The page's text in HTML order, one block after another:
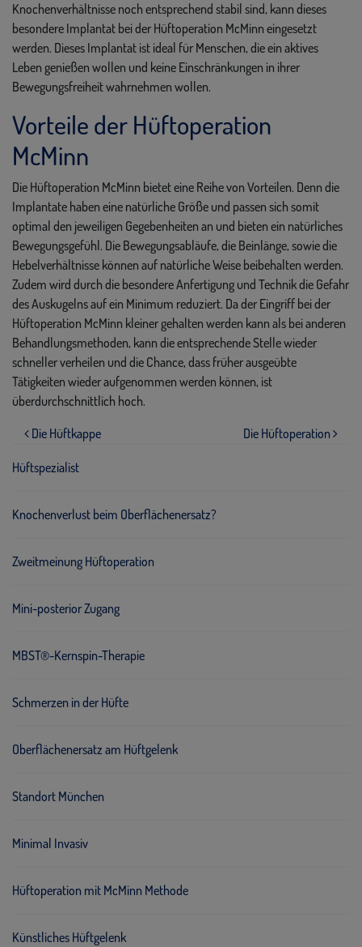
Knochenverhältnisse noch entsprechend stabil sind, kann dieses
besondere Implantat bei der Hüftoperation McMinn eingesetzt
werden. Dieses Implantat ist ideal für Menschen, die ein aktives
Leben genießen wollen und keine Einschränkungen in ihrer
Bewegungsfreiheit wahrnehmen wollen.
Vorteile der Hüftoperation
McMinn
Die Hüftoperation McMinn bietet eine Reihe von Vorteilen. Denn die
Implantate haben eine natürliche Größe und passen sich somit
optimal den jeweiligen Gegebenheiten an und bieten ein natürliches
Bewegungsgefühl. Die Bewegungsabläufe, die Beinlänge, sowie die
Hebelverhältnisse können auf natürliche Weise beibehalten werden.
Zudem wird durch die besondere Anfertigung und Technik die Gefahr
des Auskugelns auf ein Minimum reduziert. Da der Eingriff bei der
Hüftoperation McMinn kleiner gehalten werden kann als bei anderen
Behandlungsmethoden, kann die entsprechende Stelle wieder
schneller verheilen und die Chance, dass früher ausgeübte
Tätigkeiten wieder aufgenommen werden können, ist
überdurchschnittlich hoch.
Beitragsnavigation
Die Hüftkappe Die Hüftoperation
Hüftspezialist
Knochenverlust beim Oberflächenersatz?
Zweitmeinung Hüftoperation
Mini-posterior Zugang
MBST®-Kernspin-Therapie
Schmerzen in der Hüfte
Oberflächenersatz am Hüftgelenk
Standort München
Minimal Invasiv
Hüftoperation mit McMinn Methode
Künstliches Hüftgelenk